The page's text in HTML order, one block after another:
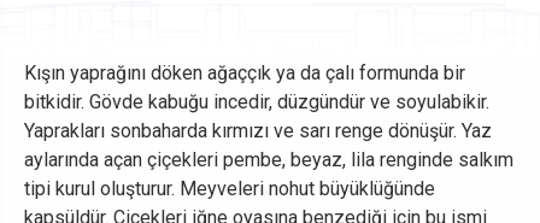
Kışın yaprağını döken ağaççık ya da çalı formunda bir
bitkidir. Gövde kabuğu incedir, düzgündür ve soyulabikir.
Yaprakları sonbaharda kırmızı ve sarı renge dönüşür. Yaz
aylarında açan çiçekleri pembe, beyaz, lila renginde salkım
tipi kurul oluşturur. Meyveleri nohut büyüklüğünde
kapsüldür. Çiçekleri iğne oyasına benzediği için bu ismi